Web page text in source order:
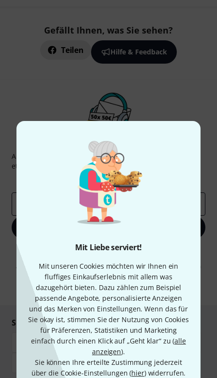
Mit Liebe serviert!
Mit unseren Cookies möchten wir Ihnen ein
fluffiges Einkaufserlebnis mit allem was
dazugehört bieten. Dazu zählen zum Beispiel
passende Angebote, personalisierte Anzeigen
und das Merken von Einstellungen. Wenn das für
Sie okay ist, stimmen Sie der Nutzung von Cookies
für Präferenzen, Statistiken und Marketing
einfach durch einen Klick auf „Geht klar“ zu (alle
anzeigen).
Sie können Ihre erteilte Zustimmung jederzeit
über die Cookie-Einstellungen (hier) widerrufen.
Gefällt Ihnen, was Sie sehen?
Teilen Hilfe & Feedback
Thomann Newsletter
Abonniere den Thomann Newsletter und gewinne mit
etwas Glück einen von50 Gutscheinen
Inspirierende Beiträge
Deals Thomann Insights
Jetzt anmelden
Mit Klick auf „Jetzt anmelden“ stimmen Sie dem Erhalt von E-Mail-
Werbung und einer Messung des E-Mail-Nutzungsverhaltens zu. Die
Abmeldung ist jederzeit möglich. Weitere Informationen finden Sie in
unserenDatenschutzhinweisen.
* Pflichtfeld
Sicher einkaufen & bezahlen